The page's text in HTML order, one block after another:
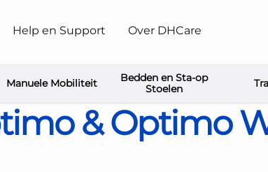
Manuele Mobiliteit
Bedden en Sta-op
Stoelen
Help en Support Over DHCare
Wide verpleegbed
& Optimo